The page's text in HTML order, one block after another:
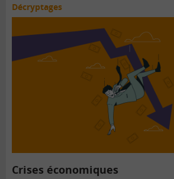
Décryptages
Crises économiques